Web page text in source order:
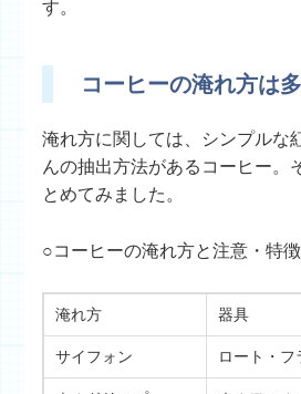
す。
コーヒーの淹れ方は
淹れ方に関しては、シンプルな
んの抽出方法があるコーヒー。
とめてみました。
○コーヒーの淹れ方と注意・特徴
淹れ方 器具
サイフォン ロート・フ